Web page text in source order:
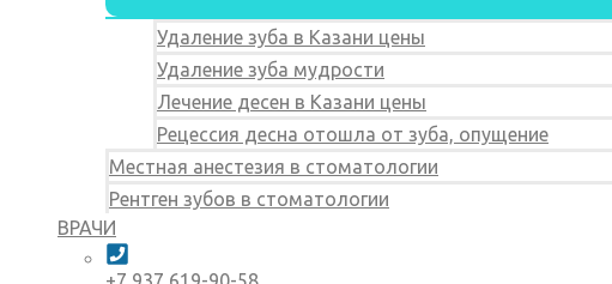
Удаление зуба в Казани цены
Удаление зуба мудрости
Лечение десен в Казани цены
Рецессия десна отошла от зуба, опущение
Местная анестезия в стоматологии
Рентген зубов в стоматологии
ВРАЧИ